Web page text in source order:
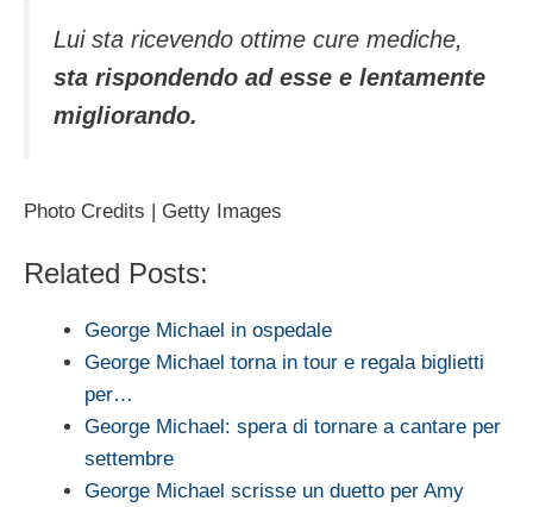
Lui sta ricevendo ottime cure mediche,
sta rispondendo ad esse e lentamente
migliorando.
Photo Credits | Getty Images
Related Posts:
George Michael in ospedale
George Michael torna in tour e regala biglietti
per…
George Michael: spera di tornare a cantare per
settembre
George Michael scrisse un duetto per Amy